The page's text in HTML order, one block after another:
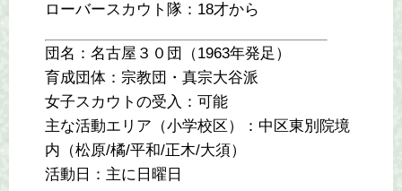
ローバースカウト隊：18才から
団名：名古屋３０団（1963年発足）
育成団体：宗教団・真宗大谷派
女子スカウトの受入：可能
主な活動エリア（小学校区）：中区東別院境
内（松原/橘/平和/正木/大須）
活動日：主に日曜日